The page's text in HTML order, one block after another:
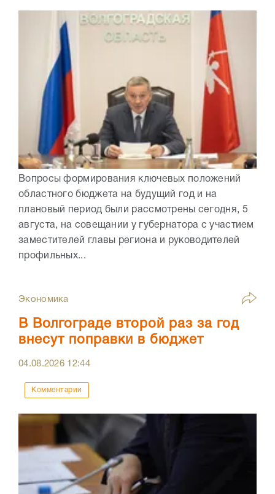
Вопросы формирования ключевых положений
областного бюджета на будущий год и на
плановый период были рассмотрены сегодня, 5
августа, на совещании у губернатора с участием
заместителей главы региона и руководителей
профильных...
Экономика
В Волгограде второй раз за год
внесут поправки в бюджет
04.08.2026 12:44
Комментарии